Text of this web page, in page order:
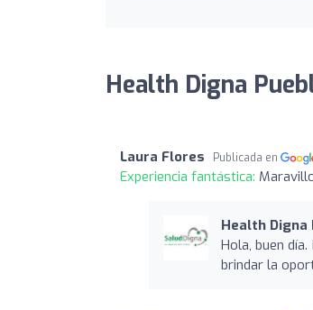
Health Digna
Laura Flores Publicada en
Experiencia fantástica:
Health Digna
Hola, buen
brindar la